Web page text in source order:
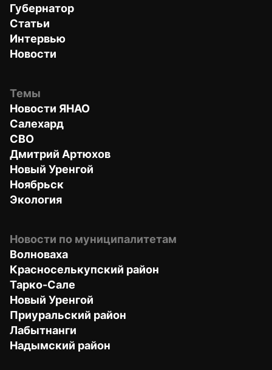
Губернатор
Статьи
Интервью
Новости
Темы
Новости ЯНАО
Салехард
СВО
Дмитрий Артюхов
Новый Уренгой
Ноябрьск
Экология
Новости по муниципалитетам
Волноваха
Красноселькупский район
Тарко-Сале
Новый Уренгой
Приуральский район
Лабытнанги
Надымский район